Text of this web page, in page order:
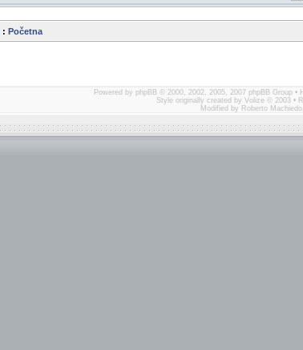
: Početna
Powered by phpBB © 2000, 2002, 2005, 2007 phpBB Group •
Style originally created by Volize © 2003 •
Modified by Roberto Machiedo,